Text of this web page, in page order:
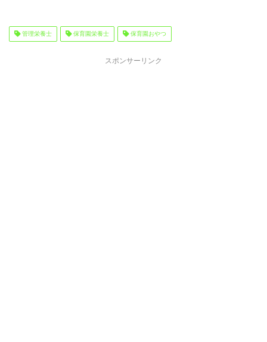
管理栄養士 保育園栄養士 保育園おやつ
スポンサーリンク